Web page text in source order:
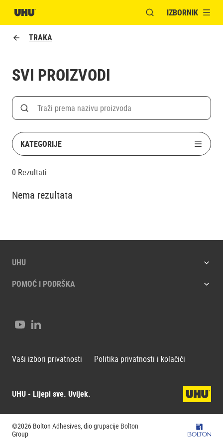
OTVORI MODALNI
IZBORNIK
TRAKA
SVI PROIZVODI
Search
Traži po nazivu proizvoda
KATEGORIJE
0 Rezultati
Nema rezultata
UHU
POMOĆ I PODRŠKA
UHU - Lijepi sve. Uvijek.
YoutubeLinkedIn
Vaši izbori privatnosti Politika privatnosti i kolačići
©2026 Bolton Adhesives, dio grupacije Bolton
Group
Bolton